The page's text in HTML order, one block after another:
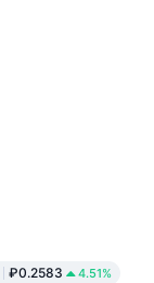
₽0.2583 4.51%